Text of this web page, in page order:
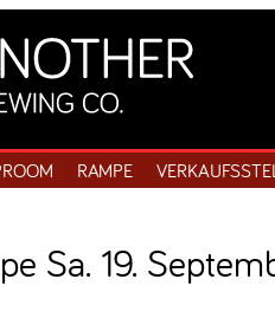
RAMPE
Sa. 19.